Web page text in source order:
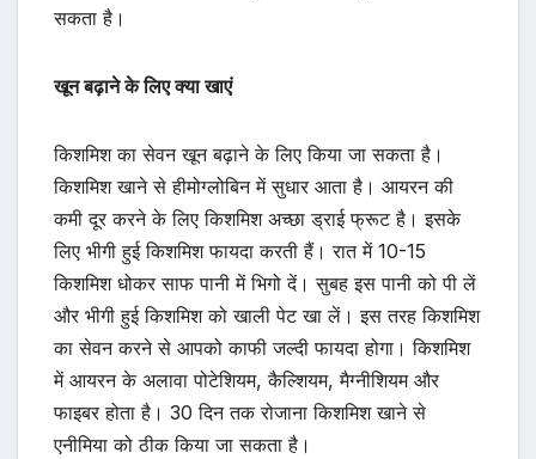
सकता है।
खून बढ़ाने के लिए क्या खाएं
किशमिश का सेवन खून बढ़ाने के लिए किया जा सकता है।
किशमिश खाने से हीमोग्लोबिन में सुधार आता है। आयरन की
कमी दूर करने के लिए किशमिश अच्छा ड्राई फ्रूट है। इसके
लिए भीगी हुई किशमिश फायदा करती हैं। रात में 10-15
किशमिश धोकर साफ पानी में भिगो दें। सुबह इस पानी को पी लें
और भीगी हुई किशमिश को खाली पेट खा लें। इस तरह किशमिश
का सेवन करने से आपको काफी जल्दी फायदा होगा। किशमिश
में आयरन के अलावा पोटेशियम, कैल्शियम, मैग्नीशियम और
फाइबर होता है। 30 दिन तक रोजाना किशमिश खाने से
एनीमिया को ठीक किया जा सकता है।